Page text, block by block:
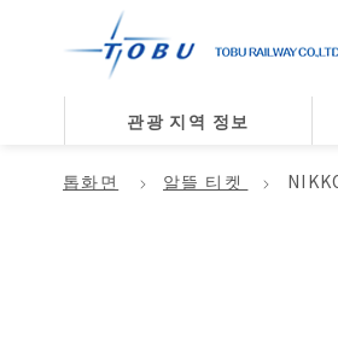
관광 지역 정보
톱화면 알뜰 티켓